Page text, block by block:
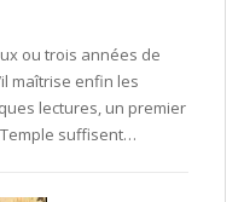
ou trois années de
maîtrise enfin les
lectures, un premier
suffisent…